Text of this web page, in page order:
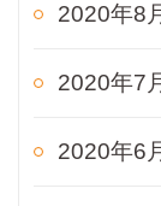
2020年8
2020年7
2020年6